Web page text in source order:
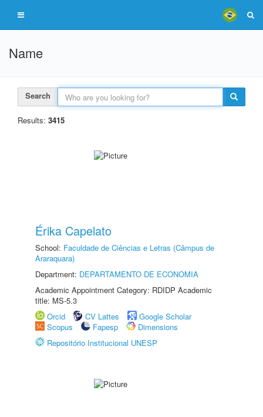
Name
Search
Results: 3415
Érika Capelato
School: Faculdade de Ciências e Letras (Câmpus de
Araraquara)
Department: DEPARTAMENTO DE ECONOMIA
Academic Appointment Category: RDIDP Academic
title: MS-5.3
Orcid
CV Lattes
Google Scholar
Scopus
Fapesp
Dimensions
Repositório Institucional UNESP